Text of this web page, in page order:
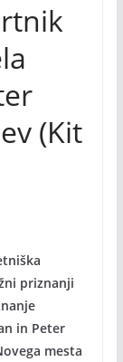
(Kit
priznanji
in Peter
mesta